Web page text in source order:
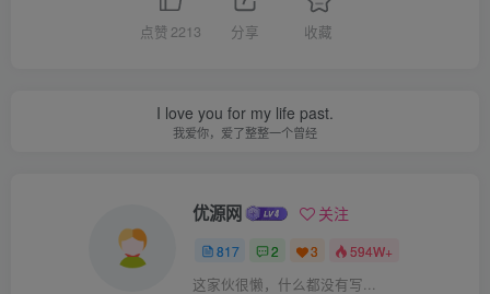
点赞 2213 分享 收藏
I love you for my life past.
我爱你，爱了整整一个曾经
优源网 关注
817 2 3 594W+
这家伙很懒，什么都没有写...